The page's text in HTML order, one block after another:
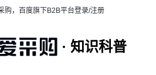
购，百度旗下B2B平台登录/注册
知识科普